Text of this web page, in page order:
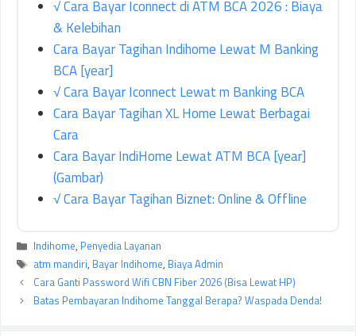
√ Cara Bayar Iconnect di ATM BCA 2026 : Biaya
& Kelebihan
Cara Bayar Tagihan Indihome Lewat M Banking
BCA [year]
√ Cara Bayar Iconnect Lewat m Banking BCA
Cara Bayar Tagihan XL Home Lewat Berbagai
Cara
Cara Bayar IndiHome Lewat ATM BCA [year]
(Gambar)
√ Cara Bayar Tagihan Biznet: Online & Offline
Kategori
Indihome, Penyedia Layanan
Tag
atm mandiri, Bayar Indihome, Biaya Admin
Cara Ganti Password Wifi CBN Fiber 2026 (Bisa Lewat HP)
Batas Pembayaran Indihome Tanggal Berapa? Waspada Denda!